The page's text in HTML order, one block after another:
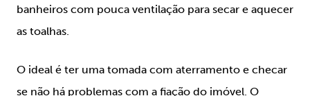
banheiros com pouca ventilação para secar e aquecer
as toalhas.
O ideal é ter uma tomada com aterramento e checar
se não há problemas com a fiação do imóvel. O